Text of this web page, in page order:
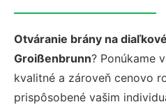
Otváranie brány na
Groißenbrunn? Ponúkame
kvalitné a zároveň cenovo
prispôsobené vašim